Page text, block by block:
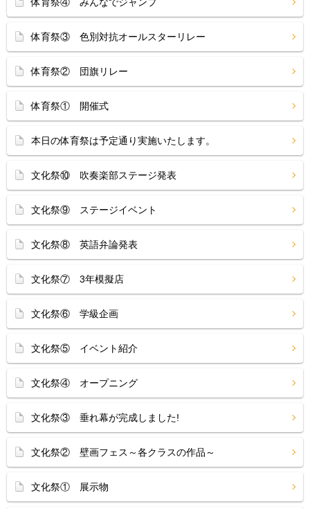
体育祭③ 色別対抗オールスターリレー
体育祭② 団旗リレー
体育祭① 開催式
本日の体育祭は予定通り実施いたします。
文化祭⑩ 吹奏楽部ステージ発表
文化祭⑨ ステージイベント
文化祭⑧ 英語弁論発表
文化祭⑦ 3年模擬店
文化祭⑥ 学級企画
文化祭⑤ イベント紹介
文化祭④ オープニング
文化祭③ 垂れ幕が完成しました!
文化祭② 壁画フェス～各クラスの作品～
文化祭① 展示物